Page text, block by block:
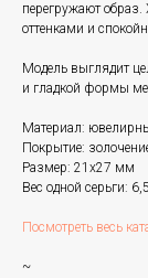
перегружают
оттенками и
Модель выглядит
и гладкой формы
Материал:
Покрытие:
Размер: 21х27 мм
Вес одной серьги:
Посмотреть весь
~